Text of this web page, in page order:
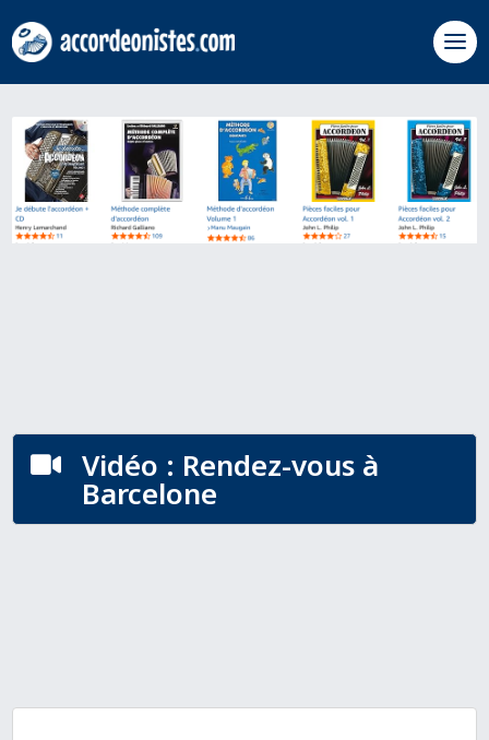
 Vidéo : Rendez-vous à
Barcelone